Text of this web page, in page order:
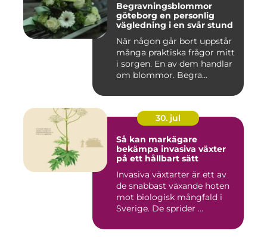
Begravningsblommor
göteborg en personlig
vägledning i en svår stund
När någon går bort uppstår
många praktiska frågor mitt
i sorgen. En av dem handlar
om blommor. Begra...
30. jul
Så kan markägare
bekämpa invasiva växter
på ett hållbart sätt
Invasiva växtarter är ett av
de snabbast växande hoten
mot biologisk mångfald i
Sverige. De sprider ...